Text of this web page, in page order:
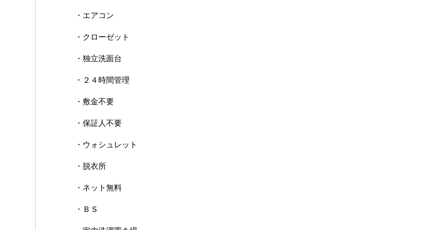
・エアコン
・クローゼット
・独立洗面台
・２４時間管理
・敷金不要
・保証人不要
・ウォシュレット
・脱衣所
・ネット無料
・ＢＳ